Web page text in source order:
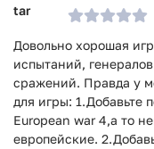
Довольно хорошая
испытаний,
сражений. Правда у
для игры: 1.Добавьте
European war 4,а то
европейские.